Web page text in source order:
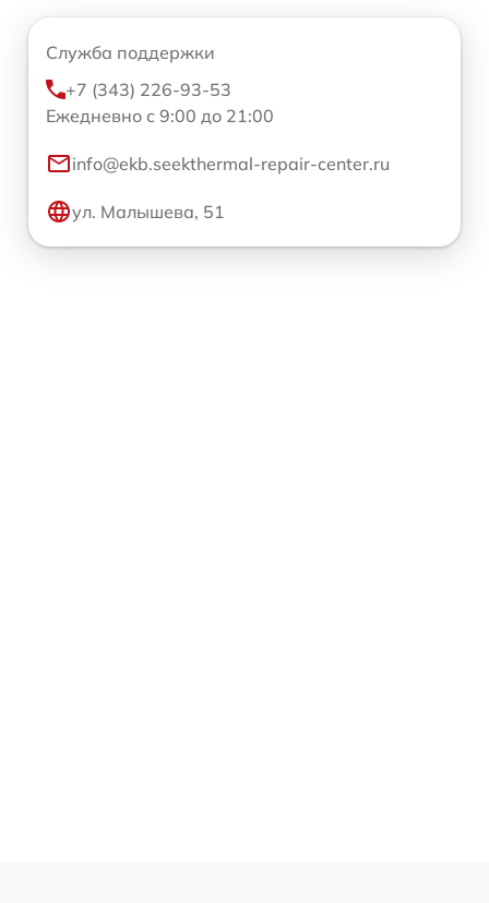
Служба поддержки
+7 (343) 226-93-53
Ежедневно с 9:00 до 21:00
info@ekb.seekthermal-repair-center.ru
ул. Малышева, 51